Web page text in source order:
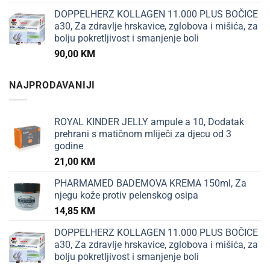
DOPPELHERZ KOLLAGEN 11.000 PLUS BOČICE
a30, Za zdravlje hrskavice, zglobova i mišića, za
bolju pokretljivost i smanjenje boli
90,00 KM
NAJPRODAVANIJI
ROYAL KINDER JELLY ampule a 10, Dodatak
prehrani s matičnom mliječi za djecu od 3
godine
21,00 KM
PHARMAMED BADEMOVA KREMA 150ml, Za
njegu kože protiv pelenskog osipa
14,85 KM
DOPPELHERZ KOLLAGEN 11.000 PLUS BOČICE
a30, Za zdravlje hrskavice, zglobova i mišića, za
bolju pokretljivost i smanjenje boli